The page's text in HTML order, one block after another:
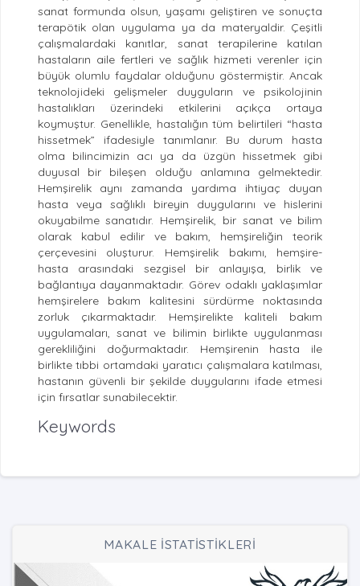
sanat formunda olsun, yaşamı geliştiren ve sonuçta
terapötik olan uygulama ya da materyaldir. Çeşitli
çalışmalardaki kanıtlar, sanat terapilerine katılan
hastaların aile fertleri ve sağlık hizmeti verenler için
büyük olumlu faydalar olduğunu göstermiştir. Ancak
teknolojideki gelişmeler duyguların ve psikolojinin
hastalıkları üzerindeki etkilerini açıkça ortaya
koymuştur. Genellikle, hastalığın tüm belirtileri “hasta
hissetmek” ifadesiyle tanımlanır. Bu durum hasta
olma bilincimizin acı ya da üzgün hissetmek gibi
duyusal bir bileşen olduğu anlamına gelmektedir.
Hemşirelik aynı zamanda yardıma ihtiyaç duyan
hasta veya sağlıklı bireyin duygularını ve hislerini
okuyabilme sanatıdır. Hemşirelik, bir sanat ve bilim
olarak kabul edilir ve bakım, hemşireliğin teorik
çerçevesini oluşturur. Hemşirelik bakımı, hemşire-
hasta arasındaki sezgisel bir anlayışa, birlik ve
bağlantıya dayanmaktadır. Görev odaklı yaklaşımlar
hemşirelere bakım kalitesini sürdürme noktasında
zorluk çıkarmaktadır. Hemşirelikte kaliteli bakım
uygulamaları, sanat ve bilimin birlikte uygulanması
gerekliliğini doğurmaktadır. Hemşirenin hasta ile
birlikte tıbbi ortamdaki yaratıcı çalışmalara katılması,
hastanın güvenli bir şekilde duygularını ifade etmesi
için fırsatlar sunabilecektir.
Keywords
MAKALE İSTATİSTİKLERİ